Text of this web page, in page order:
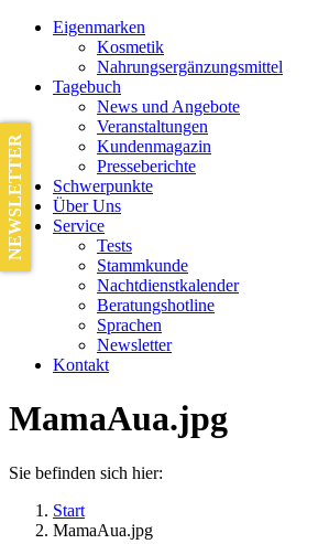
Eigenmarken
Kosmetik
Nahrungsergänzungsmittel
Tagebuch
News und Angebote
Veranstaltungen
Kundenmagazin
Presseberichte
Schwerpunkte
Über Uns
Service
Tests
Stammkunde
Nachtdienstkalender
Beratungshotline
Sprachen
Newsletter
Kontakt
MamaAua.jpg
Sie befinden sich hier:
Start
MamaAua.jpg
NEWSLETTER